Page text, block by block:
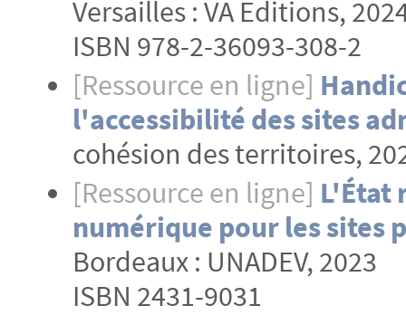
Versailles : VA Editions,
ISBN 978-2-36093-308-2
[Ressource en ligne]
l'accessibilité des sites
cohésion des territoires,
[Ressource en ligne] L'État
numérique pour les sites
Bordeaux : UNADEV, 2023
ISBN 2431-9031